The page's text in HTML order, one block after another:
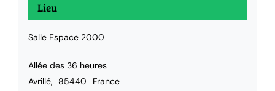
Lieu
Salle Espace 2000
Allée des 36 heures
Avrillé, 85440
France